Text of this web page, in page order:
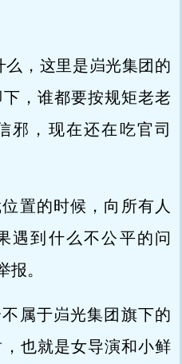
么，这里是岿光集团的
，谁都要按规矩老老
邪，现在还在吃官司
置的时候，向所有人
遇到什么不公平的问
报。
属于岿光集团旗下的
也就是女导演和小鲜